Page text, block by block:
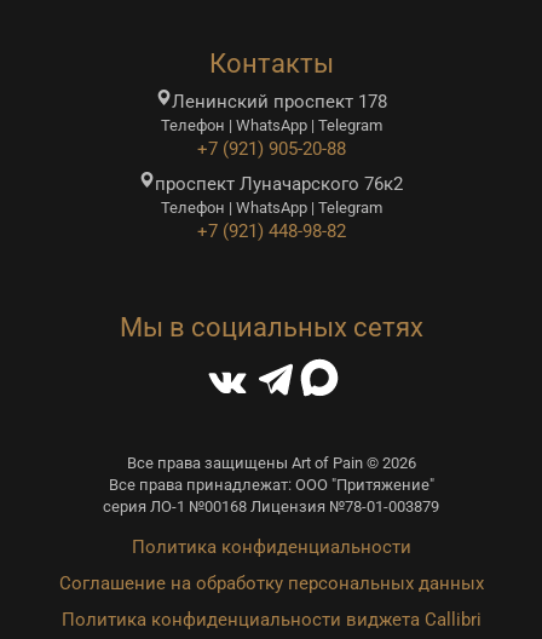
Контакты
Ленинский проспект 178
Телефон | WhatsApp | Telegram
+7 (921) 905-20-88
проспект Луначарского 76к2
Телефон | WhatsApp | Telegram
+7 (921) 448-98-82
Мы в социальных сетях
Все права защищены Art of Pain © 2026
Все права принадлежат: ООО "Притяжение"
серия ЛО-1 №00168 Лицензия №78-01-003879
Политика конфиденциальности
Соглашение на обработку персональных данных
Политика конфиденциальности виджета Callibri